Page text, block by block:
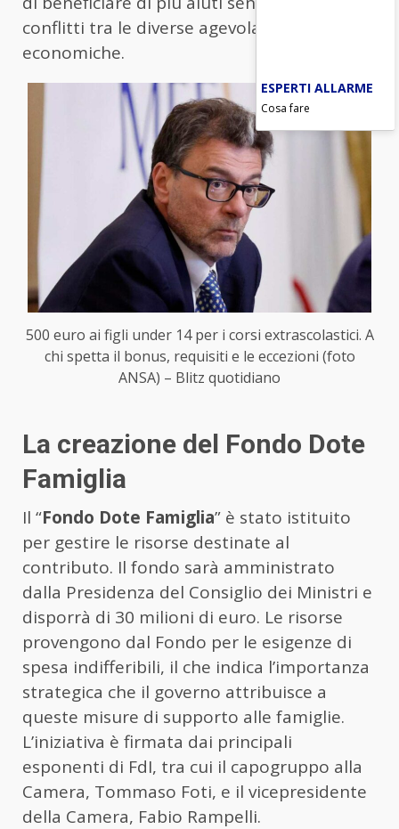
conflitti tra le diverse agevolazioni
economiche.
500 euro ai figli under 14 per i corsi extrascolastici. A
chi spetta il bonus, requisiti e le eccezioni (foto
ANSA) – Blitz quotidiano
La creazione del Fondo Dote
Famiglia
Il “Fondo Dote Famiglia” è stato istituito
per gestire le risorse destinate al
contributo. Il fondo sarà amministrato
dalla Presidenza del Consiglio dei Ministri e
disporrà di 30 milioni di euro. Le risorse
provengono dal Fondo per le esigenze di
spesa indifferibili, il che indica l’importanza
strategica che il governo attribuisce a
queste misure di supporto alle famiglie.
L’iniziativa è firmata dai principali
esponenti di FdI, tra cui il capogruppo alla
Camera, Tommaso Foti, e il vicepresidente
della Camera, Fabio Rampelli.
ESPERTI ALLARME
Cosa fare